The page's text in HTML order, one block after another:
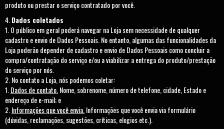
produto ou prestar o serviço contratado por você.
Dados coletados
O público em geral poderá navegar na Loja sem necessidade de qualquer
cadastro e envio de Dados Pessoais. No entanto, algumas das funcionalidades da
Loja poderão depender de cadastro e envio de Dados Pessoais como concluir a
compra/contratação do serviço e/ou a viabilizar a entrega do produto/prestação
do serviço por nós.
No contato a Loja, nós podemos coletar:
Dados de contato. Nome, sobrenome, número de telefone, cidade, Estado e
endereço de e-mail; e
Informações que você envia. Informações que você envia via formulário
(dúvidas, reclamações, sugestões, críticas, elogios etc.).